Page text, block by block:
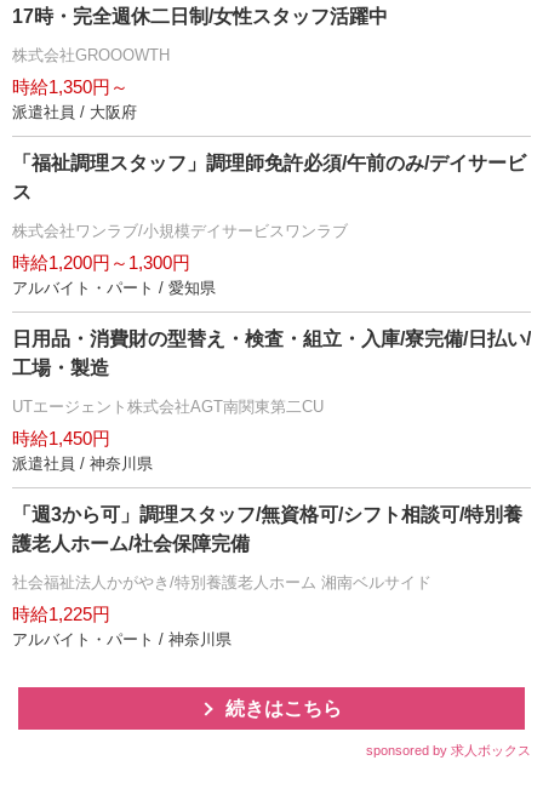
17時・完全週休二日制/女性スタッフ活躍中
株式会社GROOOWTH
時給1,350円～
派遣社員 / 大阪府
「福祉調理スタッフ」調理師免許必須/午前のみ/デイサービ
ス
株式会社ワンラブ/小規模デイサービスワンラブ
時給1,200円～1,300円
アルバイト・パート / 愛知県
日用品・消費財の型替え・検査・組立・入庫/寮完備/日払い/
工場・製造
UTエージェント株式会社AGT南関東第二CU
時給1,450円
派遣社員 / 神奈川県
「週3から可」調理スタッフ/無資格可/シフト相談可/特別養
護老人ホーム/社会保障完備
社会福祉法人かがやき/特別養護老人ホーム 湘南ベルサイド
時給1,225円
アルバイト・パート / 神奈川県
続きはこちら
sponsored by 求人ボックス